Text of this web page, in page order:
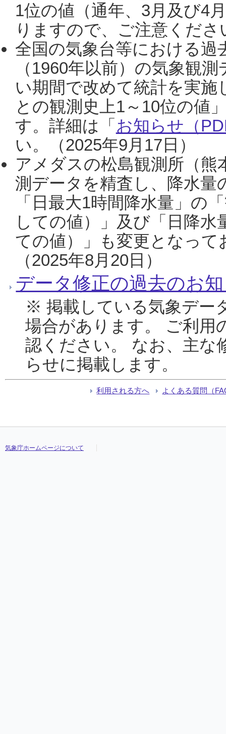
1位の値（通年、3月及び4
りますので、ご注意くだ
全国の気象台等における過
（1960年以前）の気象観
い期間で改めて統計を実
との観測史上1～10位の値
す。詳細は「 お知らせ（
い。（2025年9月17日）
アメダスの松島観測所（熊
測データを精査し、降水
「日最大1時間降水量」の
しての値）」及び「日降
ての値）」も変更となっ
（2025年8月20日）
データ修正の過去のお
※ 掲載している気象デー
場合があります。 ご利用
認ください。 なお、主な
らせに掲載します。
利用される方へ よくある質問（
気象庁ホームページについて